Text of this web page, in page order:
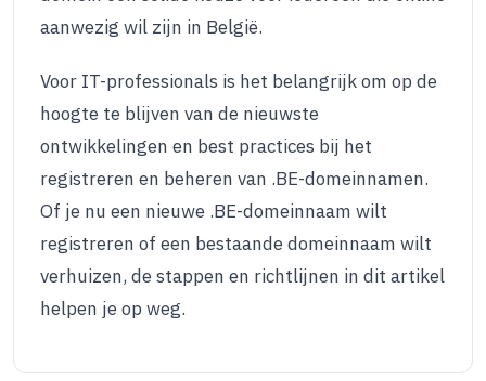
aanwezig wil zijn in België.
Voor IT-professionals is het belangrijk om op de
hoogte te blijven van de nieuwste
ontwikkelingen en best practices bij het
registreren en beheren van .BE-domeinnamen.
Of je nu een nieuwe .BE-domeinnaam wilt
registreren of een bestaande domeinnaam wilt
verhuizen, de stappen en richtlijnen in dit artikel
helpen je op weg.